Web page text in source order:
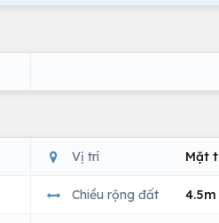
Vị trí Mặt
Chiều rộng đất 4.5m